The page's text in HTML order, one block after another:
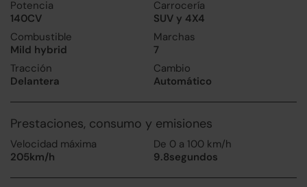
Potencia
140CV
Carrocería
SUV y 4X4
Combustible
Mild hybrid
Marchas
7
Tracción
Delantera
Cambio
Automático
Prestaciones, consumo y emisiones
Velocidad máxima
205km/h
De 0 a 100 km/h
9.8segundos